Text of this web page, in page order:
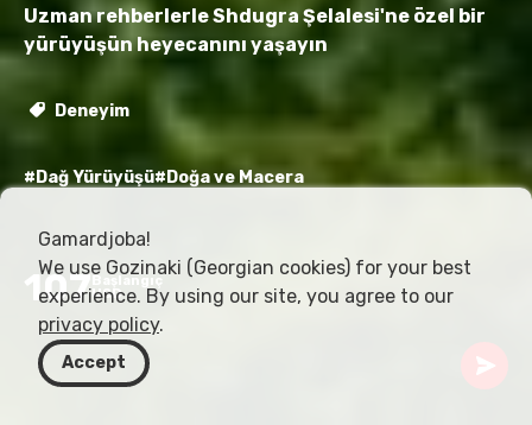
Uzman rehberlerle Shdugra Şelalesi'ne özel bir
yürüyüşün heyecanını yaşayın
Deneyim
#Dağ Yürüyüşü#Doğa ve Macera
107 Başlangıç
USD
Gamardjoba!
We use Gozinaki (Georgian cookies) for your best
experience. By using our site, you agree to our
privacy policy.
Accept